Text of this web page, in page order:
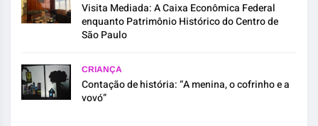
Visita Mediada: A Caixa Econômica Federal
enquanto Patrimônio Histórico do Centro de
São Paulo
CRIANÇA
Contação de história: “A menina, o cofrinho e a
vovó”